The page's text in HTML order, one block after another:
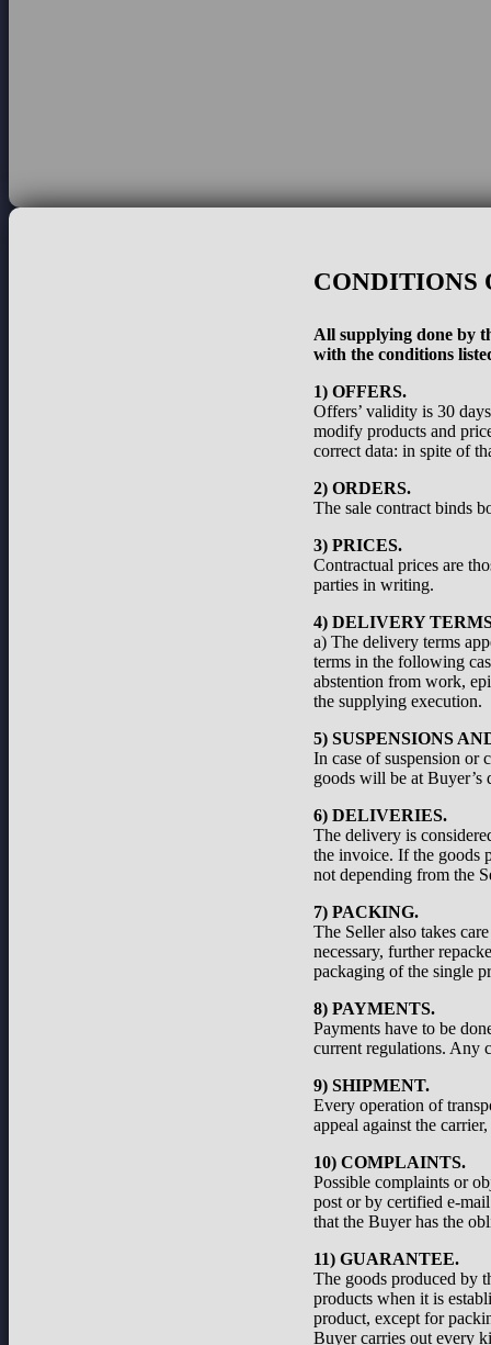
CONDITIONS
All supplying done by
with the conditions
1) OFFERS.
Offers’ validity is 30
modify products and
correct data: in spite of
2) ORDERS.
The sale contract binds
3) PRICES.
Contractual prices are
parties in writing.
4) DELIVERY
a) The delivery terms
terms in the following
abstention from work,
the supplying execution.
5) SUSPENSIONS
In case of suspension or
goods will be at Buyer’s
6) DELIVERIES.
The delivery is
the invoice. If the goods
not depending from the
7) PACKING.
The Seller also takes
necessary, further
packaging of the single
8) PAYMENTS.
Payments have to be
current regulations. Any
9) SHIPMENT.
Every operation of
appeal against the
10) COMPLAINTS.
Possible complaints or
post or by certified e-
that the Buyer has the
11) GUARANTEE.
The goods produced by
products when it is
product, except for
Buyer carries out every